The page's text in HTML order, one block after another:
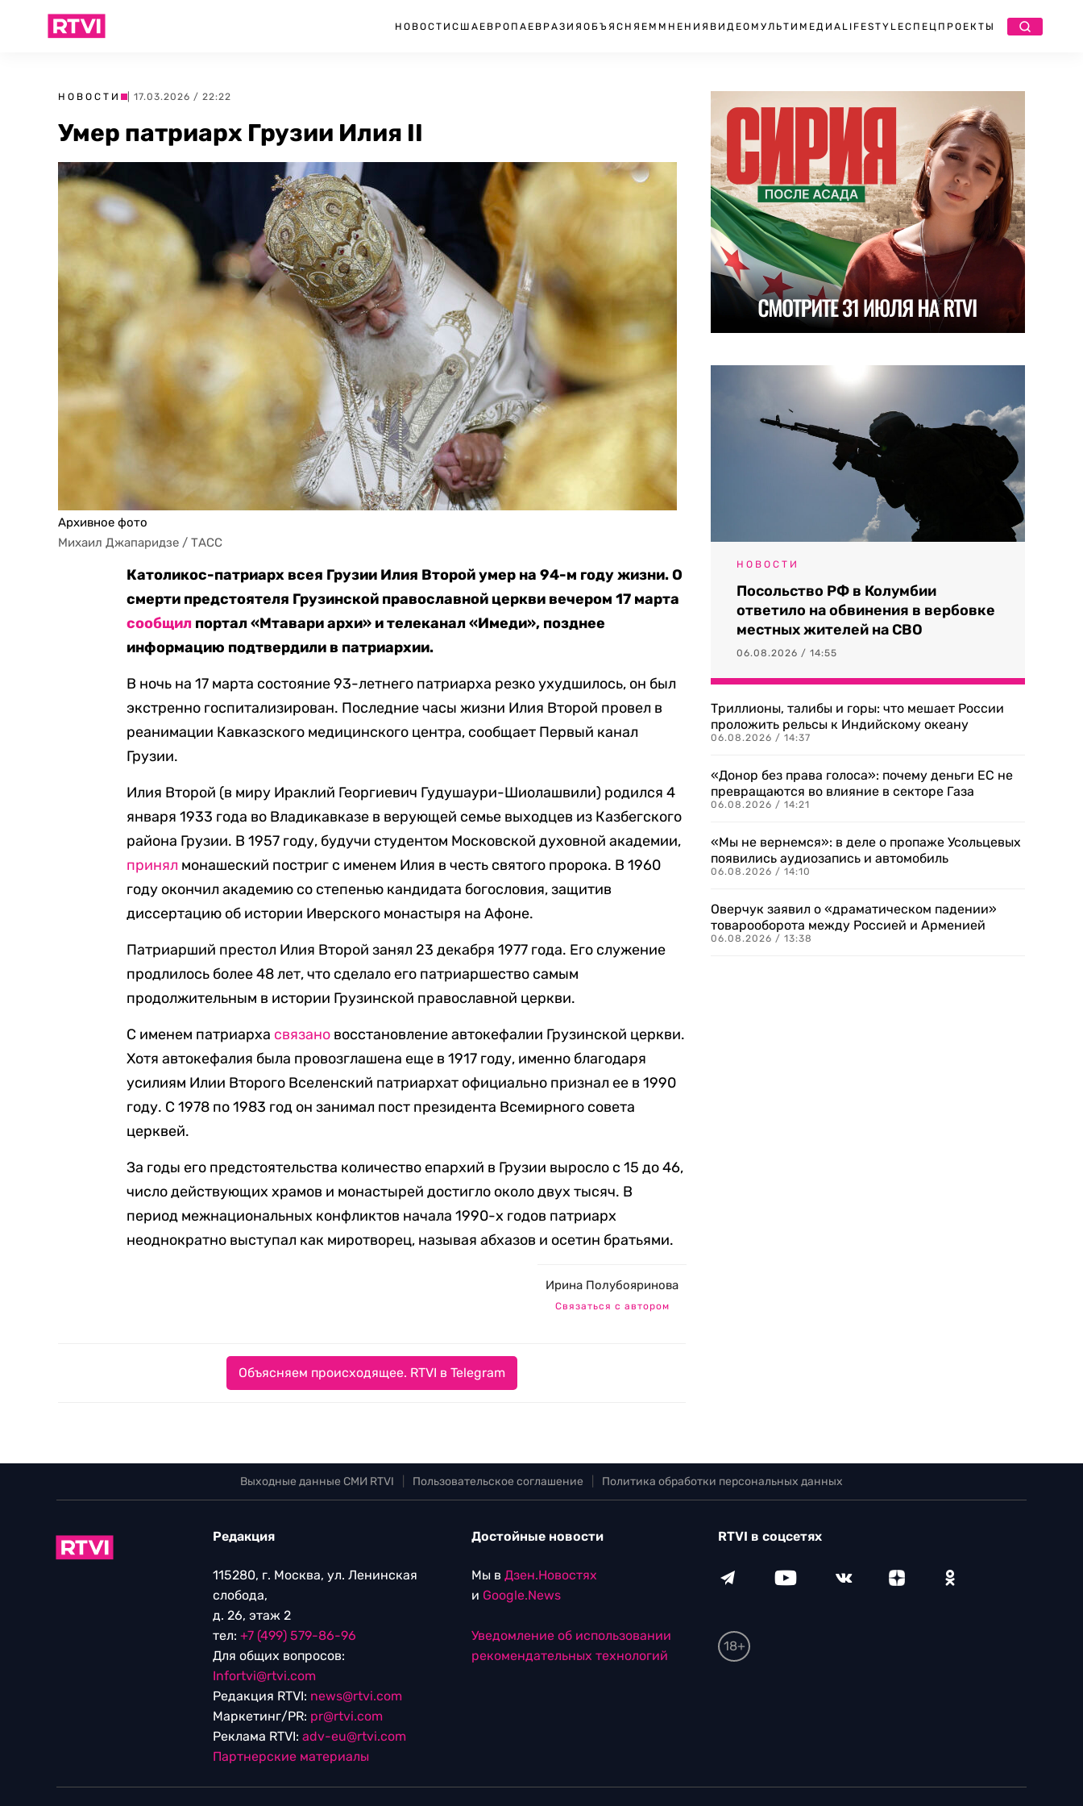
НОВОСТИ США ЕВРОПА ЕВРАЗИЯ ОБЪЯСНЯЕМ МНЕНИЯ ВИДЕО МУЛЬТИМЕДИА LIFESTYLEСПЕЦПРОЕКТЫ
НОВОСТИ | 17.03.2026 / 22:22
Умер патриарх Грузии Илия II
Архивное фото
Михаил Джапаридзе / ТАСС
Католикос-патриарх всея Грузии Илия Второй умер на 94-м году жизни. О
смерти предстоятеля Грузинской православной церкви вечером 17 марта
сообщил портал «Мтавари архи» и телеканал «Имеди», позднее
информацию подтвердили в патриархии.
В ночь на 17 марта состояние 93-летнего патриарха резко ухудшилось, он был
экстренно госпитализирован. Последние часы жизни Илия Второй провел в
реанимации Кавказского медицинского центра, сообщает Первый канал
Грузии.
Илия Второй (в миру Ираклий Георгиевич Гудушаури-Шиолашвили) родился 4
января 1933 года во Владикавказе в верующей семье выходцев из Казбегского
района Грузии. В 1957 году, будучи студентом Московской духовной академии,
принял монашеский постриг с именем Илия в честь святого пророка. В 1960
году окончил академию со степенью кандидата богословия, защитив
диссертацию об истории Иверского монастыря на Афоне.
Патриарший престол Илия Второй занял 23 декабря 1977 года. Его служение
продлилось более 48 лет, что сделало его патриаршество самым
продолжительным в истории Грузинской православной церкви.
С именем патриарха связано восстановление автокефалии Грузинской церкви.
Хотя автокефалия была провозглашена еще в 1917 году, именно благодаря
усилиям Илии Второго Вселенский патриархат официально признал ее в 1990
году. С 1978 по 1983 год он занимал пост президента Всемирного совета
церквей.
За годы его предстоятельства количество епархий в Грузии выросло с 15 до 46,
число действующих храмов и монастырей достигло около двух тысяч. В
период межнациональных конфликтов начала 1990-х годов патриарх
неоднократно выступал как миротворец, называя абхазов и осетин братьями.
Ирина Полубояринова
Связаться с автором
Объясняем происходящее. RTVI в Telegram
НОВОСТИ
Посольство РФ в Колумбии
ответило на обвинения в вербовке
местных жителей на СВО
06.08.2026 / 14:55
Триллионы, талибы и горы: что мешает России
проложить рельсы к Индийскому океану
06.08.2026 / 14:37
«Донор без права голоса»: почему деньги ЕС не
превращаются во влияние в секторе Газа
06.08.2026 / 14:21
«Мы не вернемся»: в деле о пропаже Усольцевых
появились аудиозапись и автомобиль
06.08.2026 / 14:10
Оверчук заявил о «драматическом падении»
товарооборота между Россией и Арменией
06.08.2026 / 13:38
Выходные данные СМИ RTVI Пользовательское соглашение Политика обработки персональных данных
Редакция
115280, г. Москва, ул. Ленинская
слобода,
д. 26, этаж 2
тел: +7 (499) 579-86-96
Для общих вопросов:
Infortvi@rtvi.com
Редакция RTVI: news@rtvi.com
Маркетинг/PR: pr@rtvi.com
Реклама RTVI: adv-eu@rtvi.com
Партнерские материалы
Достойные новости
Мы в Дзен.Новостях
и Google.News
Уведомление об использовании
рекомендательных технологий
RTVI в соцсетях
18+